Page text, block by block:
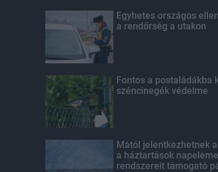
Egyhetes országos
a rendőrség a utakon
Fontos a postaládákba
széncinegék védelme
Mától jelentkezhetnek
a háztartások
rendszereit támogató